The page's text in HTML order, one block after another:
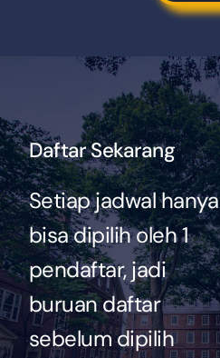
Daftar Sekarang
Setiap jadwal hanya
bisa dipilih oleh 1
pendaftar, jadi
buruan daftar
sebelum dipilih